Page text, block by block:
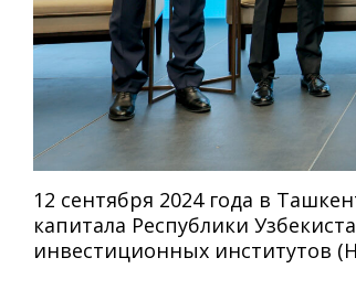
12 сентября 2024 года в
капитала Республики
инвестиционных институтов